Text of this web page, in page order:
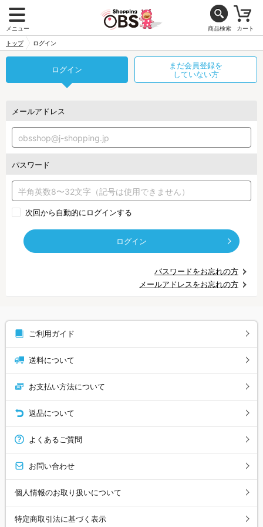
メニュー 商品検索 カート
トップ ログイン
ログイン
まだ会員登録を
していない方
メールアドレス
パスワード
次回から自動的にログインする
ログイン
パスワードをお忘れの方
メールアドレスをお忘れの方
ご利用ガイド
送料について
お支払い方法について
返品について
よくあるご質問
お問い合わせ
個人情報のお取り扱いについて
特定商取引法に基づく表示